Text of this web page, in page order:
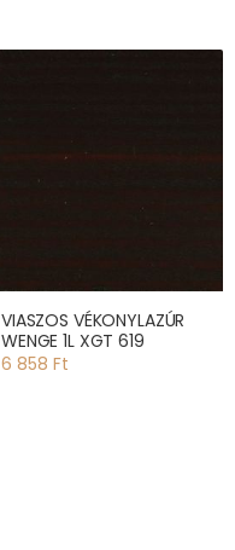
VIASZOS VÉKONYLAZÚR
WENGE 1L XGT 619
6 858 Ft